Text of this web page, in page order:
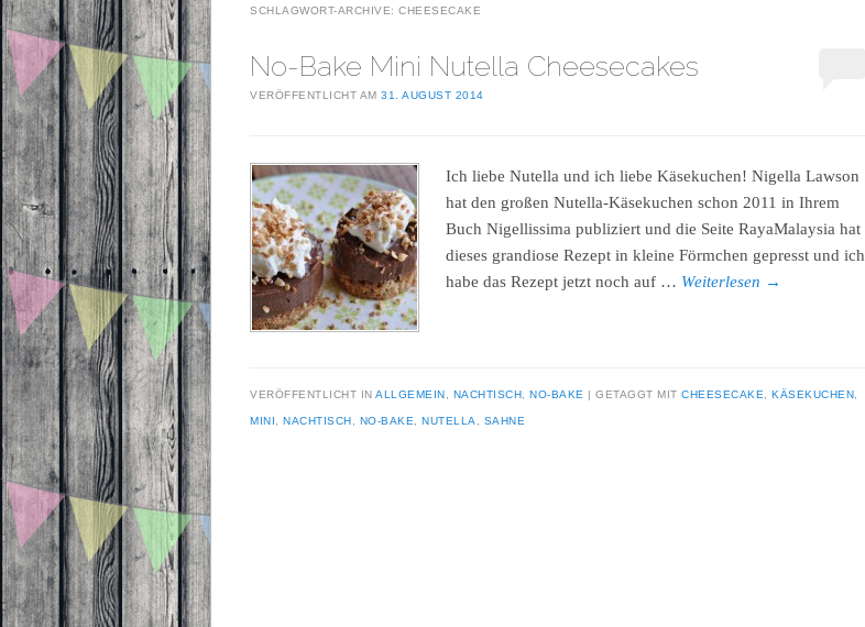
SCHLAGWORT-ARCHIVE: CHEESECAKE
No-Bake Mini Nutella Cheesecakes
VERÖFFENTLICHT AM 31. AUGUST 2014
Ich liebe Nutella und ich liebe Käsekuchen! Nigella Lawson
hat den großen Nutella-Käsekuchen schon 2011 in Ihrem
Buch Nigellissima publiziert und die Seite RayaMalaysia hat
dieses grandiose Rezept in kleine Förmchen gepresst und ich
habe das Rezept jetzt noch auf … Weiterlesen →
VERÖFFENTLICHT IN ALLGEMEIN NACHTISCH NO-BAKE GETAGGT MIT CHEESECAKE KÄSEKUCHEN
MINI NACHTISCH NO-BAKE NUTELLA SAHNE